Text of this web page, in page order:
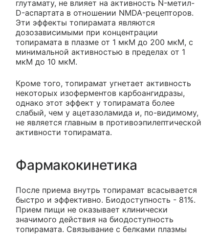
глутамату, не влияет на активность N-метил-
D-аспартата в отношении NMDA-рецепторов.
Эти эффекты топирамата являются
дозозависимыми при концентрации
топирамата в плазме от 1 мкМ до 200 мкМ, с
минимальной активностью в пределах от 1
мкМ до 10 мкМ.
Кроме того, топирамат угнетает активность
некоторых изоферментов карбоангидразы,
однако этот эффект у топирамата более
слабый, чем у ацетазоламида и, по-видимому,
не является главным в противоэпилептической
активности топирамата.
Фармакокинетика
После приема внутрь топирамат всасывается
быстро и эффективно. Биодоступность - 81%.
Прием пищи не оказывает клинически
значимого действия на биодоступность
топирамата. Связывание с белками плазмы